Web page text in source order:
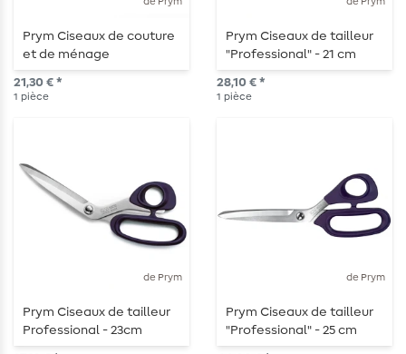
Prym Ciseaux de couture
et de ménage
"Professional" - 16,5 cm
21,30 € *
1 pièce
Prym Ciseaux de tailleur
"Professional" - 21 cm
28,10 € *
1 pièce
de Prym
Prym Ciseaux de tailleur
Professional - 23cm
de Prym
Prym Ciseaux de tailleur
"Professional" - 25 cm